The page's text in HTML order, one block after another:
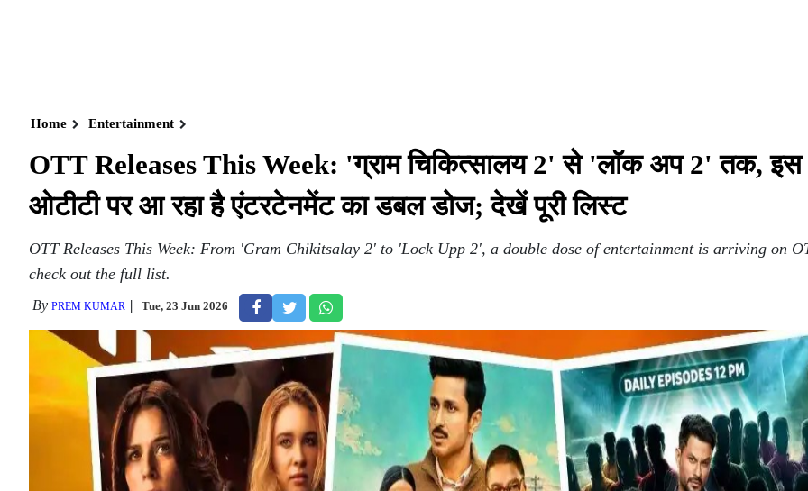
Home Entertainment
OTT Releases This Week: 'ग्राम चिकित्सालय 2' से 'लॉक अप 2' तक, इस
ओटीटी पर आ रहा है एंटरटेनमेंट का डबल डोज; देखें पूरी लिस्ट
OTT Releases This Week: From 'Gram Chikitsalay 2' to 'Lock Upp 2', a double dose of entertainment is arriving on
check out the full list.
By PREM KUMAR Tue, 23 Jun 2026